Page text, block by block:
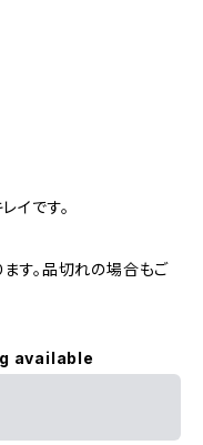
イです。
す。品切れの場合もご
available